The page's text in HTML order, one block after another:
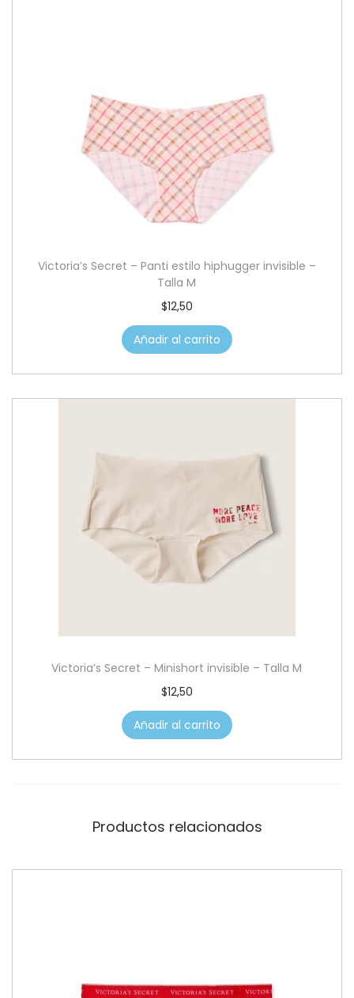
Victoria’s Secret – Panti estilo hiphugger invisible –
Talla M
$12,50
Añadir al carrito
Victoria’s Secret – Minishort invisible – Talla M
$12,50
Añadir al carrito
Productos relacionados